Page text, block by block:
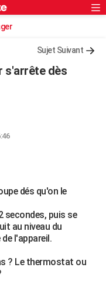
Sujet Suivant
s'arrête dès
dés qu'on le
secondes, puis se
au niveau du
l'appareil.
? Le thermostat ou